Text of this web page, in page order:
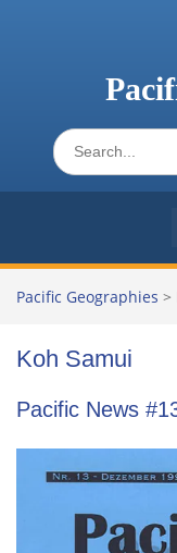
Search
for:
Pacific Geographies >
Koh Samui
Pacific News